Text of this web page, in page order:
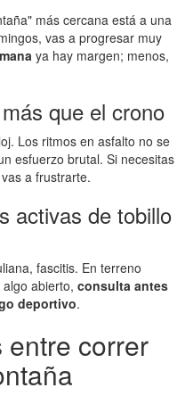
más cercana está a una
vas a progresar muy
ya hay margen; menos,
que el crono
Los ritmos en asfalto no se
esfuerzo brutal. Si necesitas
a frustrarte.
activas de tobillo
fascitis. En terreno
abierto, consulta antes
deportivo.
correr